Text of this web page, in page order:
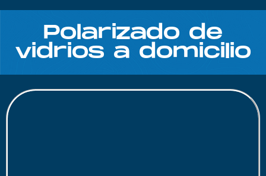
Polarizado de
vidrios a domicilio